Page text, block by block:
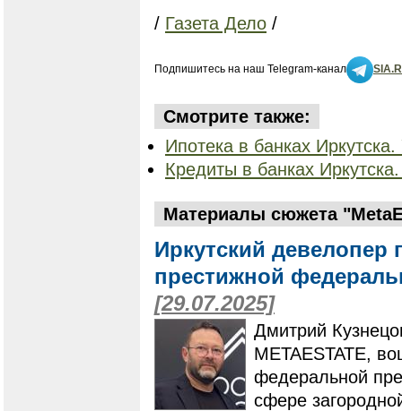
/ Газета Дело /
Подпишитесь на наш Telegram-канал
Смотрите также:
Ипотека в банках
Кредиты в банках
Материалы сюжета
Иркутский девелопер
престижной
[29.07.2025]
Дмитрий
METAESTATE,
федеральной
сфере